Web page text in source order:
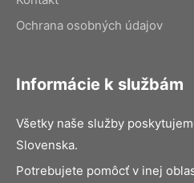
Ochrana osobných údajov
Informácie k službám
Všetky naše služby
Slovenska.
Potrebujete pomôcť v inej